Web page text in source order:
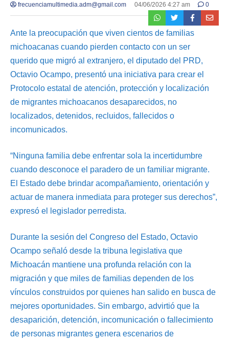
frecuenciamultimedia.adm@gmail.com 04/06/2026 4:27 am 0
Ante la preocupación que viven cientos de familias
michoacanas cuando pierden contacto con un ser
querido que migró al extranjero, el diputado del PRD,
Octavio Ocampo, presentó una iniciativa para crear el
Protocolo estatal de atención, protección y localización
de migrantes michoacanos desaparecidos, no
localizados, detenidos, recluidos, fallecidos o
incomunicados.
“Ninguna familia debe enfrentar sola la incertidumbre
cuando desconoce el paradero de un familiar migrante.
El Estado debe brindar acompañamiento, orientación y
actuar de manera inmediata para proteger sus derechos”,
expresó el legislador perredista.
Durante la sesión del Congreso del Estado, Octavio
Ocampo señaló desde la tribuna legislativa que
Michoacán mantiene una profunda relación con la
migración y que miles de familias dependen de los
vínculos construidos por quienes han salido en busca de
mejores oportunidades. Sin embargo, advirtió que la
desaparición, detención, incomunicación o fallecimiento
de personas migrantes genera escenarios de